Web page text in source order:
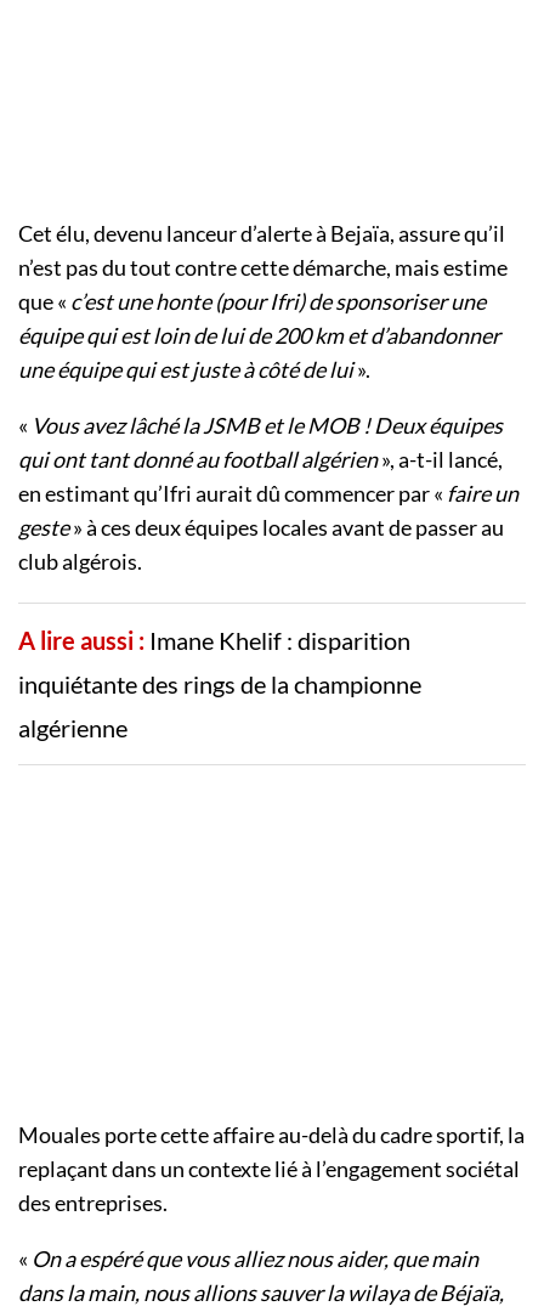
Cet élu, devenu lanceur d’alerte à Bejaïa, assure qu’il
n’est pas du tout contre cette démarche, mais estime
que « c’est une honte (pour Ifri) de sponsoriser une
équipe qui est loin de lui de 200 km et d’abandonner
une équipe qui est juste à côté de lui».
« Vous avez lâché la JSMB et le MOB ! Deux équipes
qui ont tant donné au football algérien», a-t-il lancé,
en estimant qu’Ifri aurait dû commencer par « faire un
geste» à ces deux équipes locales avant de passer au
club algérois.
A lire aussi : Imane Khelif : disparition
inquiétante des rings de la championne
algérienne
Mouales porte cette affaire au-delà du cadre sportif, la
replaçant dans un contexte lié à l’engagement sociétal
des entreprises.
« On a espéré que vous alliez nous aider, que main
dans la main, nous allions sauver la wilaya de Béjaïa,